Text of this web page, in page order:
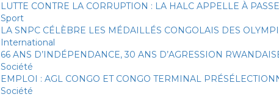
LUTTE CONTRE LA CORRUPTION : LA HALC APPELLE À
Sport
LA SNPC CÉLÈBRE LES MÉDAILLÉS CONGOLAIS DES
International
66 ANS D’INDÉPENDANCE, 30 ANS D’AGRESSION
Société
EMPLOI : AGL CONGO ET CONGO TERMINAL
Société